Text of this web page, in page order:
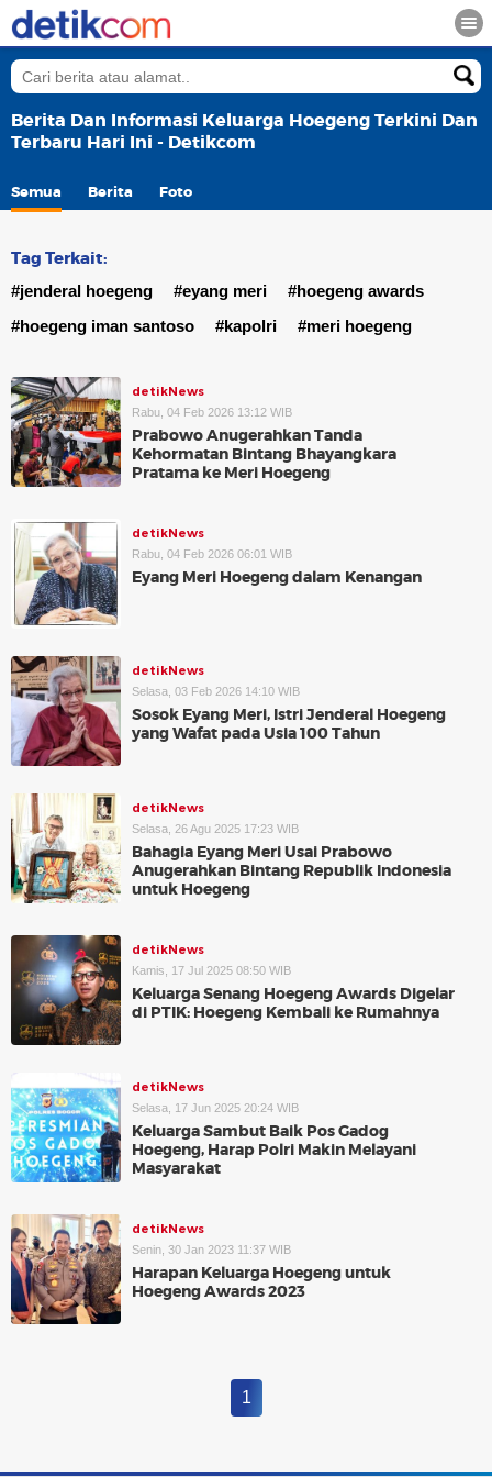
Berita Dan Informasi Keluarga Hoegeng Terkini Dan
Terbaru Hari Ini - Detikcom
Semua Berita Foto
Tag Terkait:
#jenderal hoegeng #eyang meri
#hoegeng awards
#hoegeng iman santoso
#kapolri #meri hoegeng
detikNews
Rabu, 04 Feb 2026 13:12 WIB
Prabowo Anugerahkan Tanda
Kehormatan Bintang Bhayangkara
Pratama ke Meri Hoegeng
detikNews
Rabu, 04 Feb 2026 06:01 WIB
Eyang Meri Hoegeng dalam Kenangan
detikNews
Selasa, 03 Feb 2026 14:10 WIB
Sosok Eyang Meri, Istri Jenderal Hoegeng
yang Wafat pada Usia 100 Tahun
detikNews
Selasa, 26 Agu 2025 17:23 WIB
Bahagia Eyang Meri Usai Prabowo
Anugerahkan Bintang Republik Indonesia
untuk Hoegeng
detikNews
Kamis, 17 Jul 2025 08:50 WIB
Keluarga Senang Hoegeng Awards Digelar
di PTIK: Hoegeng Kembali ke Rumahnya
detikNews
Selasa, 17 Jun 2025 20:24 WIB
Keluarga Sambut Baik Pos Gadog
Hoegeng, Harap Polri Makin Melayani
Masyarakat
detikNews
Senin, 30 Jan 2023 11:37 WIB
Harapan Keluarga Hoegeng untuk
Hoegeng Awards 2023
1